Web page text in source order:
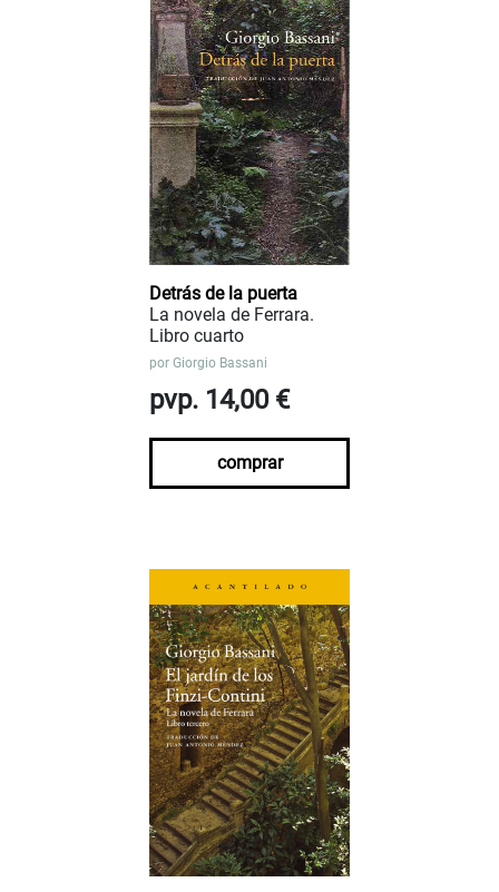
Detrás de la puerta
La novela de Ferrara.
Libro cuarto
por Giorgio Bassani
pvp. 14,00 €
comprar